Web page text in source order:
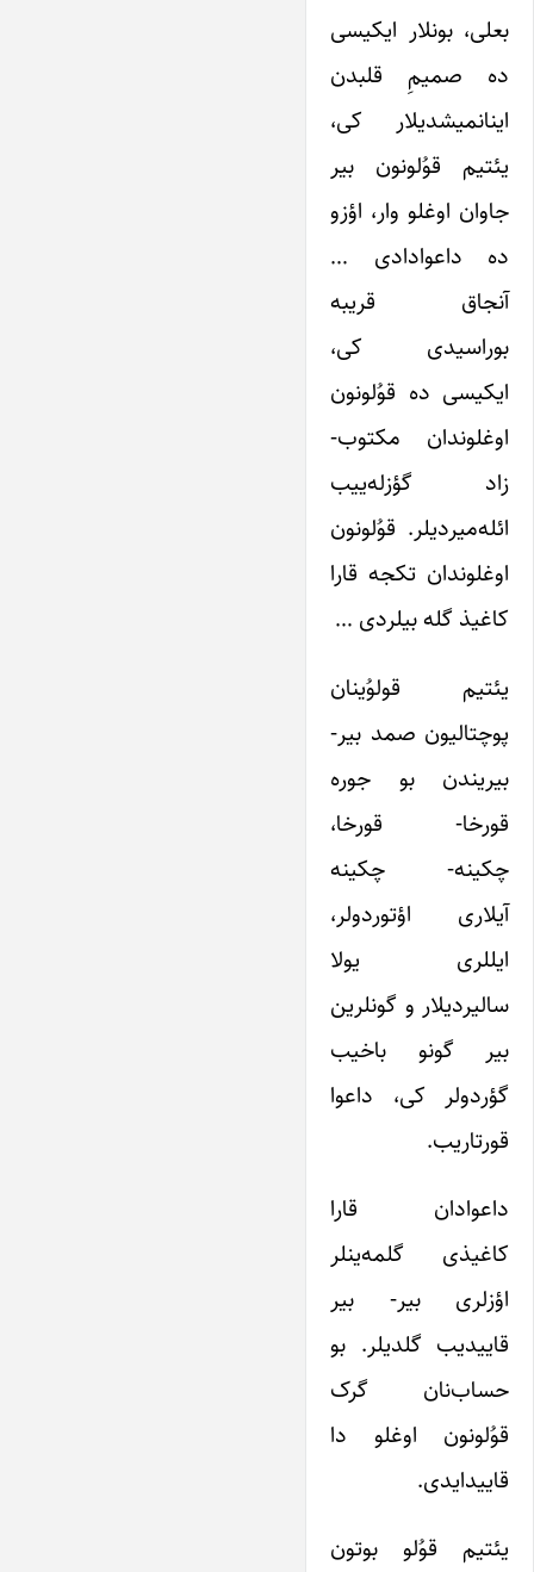
بعلی، بونلار ایکیسی
ده صمیمِ قلبدن
اینانمیشدیلار کی،
یئتیم قوُلونون بیر
جاوان اوغلو وار، اؤزو
ده داعوادادی …
آنجاق قریبه
بوراسیدی کی،
ایکیسی ده قوُلونون
اوغلوندان مکتوب-
زاد گؤزله‌ییب
ائله‌میردیلر. قوُلونون
اوغلوندان تکجه قارا
کاغیذ گله بیلردی …
یئتیم قولوُینان
پوچتالیون صمد بیر-
بیریندن بو جوره
قورخا- قورخا،
چکینه- چکینه
آیلاری اؤتوردولر،
ایللری یولا
سالیردیلار و گونلرین
بیر گونو باخیب
گؤردولر کی، داعوا
قورتاریب.
داعوادان قارا
کاغیذی گلمه‌ینلر
اؤزلری بیر- بیر
قاییدیب گلدیلر. بو
حساب‌نان گرک
قوُلونون اوغلو دا
قاییدایدی.
یئتیم قوُلو بوتون